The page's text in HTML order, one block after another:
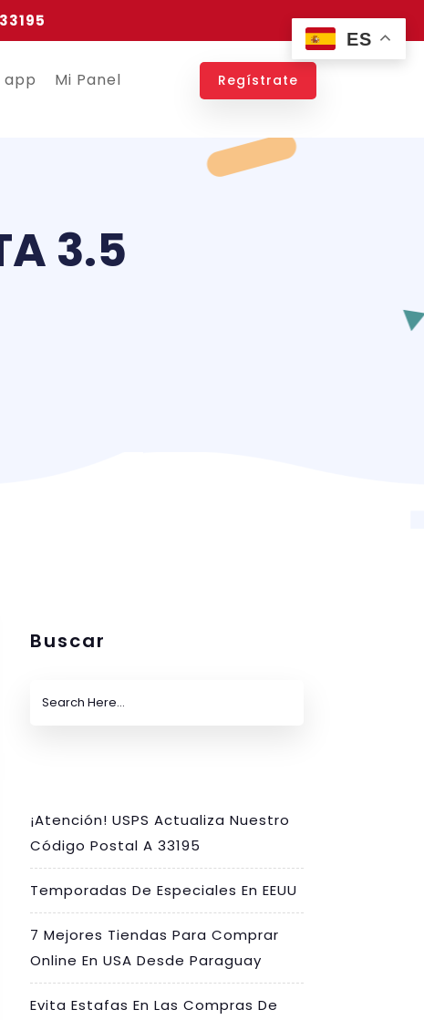
app Mi Panel Regístrate
3.5
Buscar
¡Atención! USPS Actualiza Nuestro
Código Postal A 33195
Temporadas De Especiales En EEUU
7 Mejores Tiendas Para Comprar
Online En USA Desde Paraguay
Evita Estafas En Las Compras De
ES